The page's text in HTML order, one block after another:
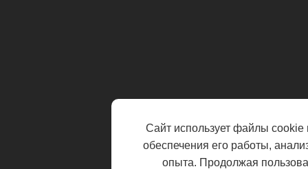
Сайт использует файлы cookie
обеспечения его работы,
опыта. Продолжая